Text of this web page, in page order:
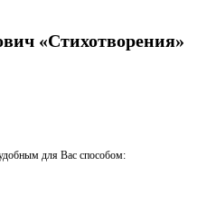
«Стихотворения»
для Вас способом: